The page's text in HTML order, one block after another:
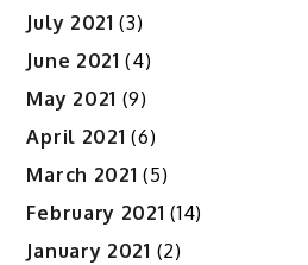
July 2021 (3)
June 2021 (4)
May 2021 (9)
April 2021 (6)
March 2021 (5)
February 2021 (14)
January 2021 (2)